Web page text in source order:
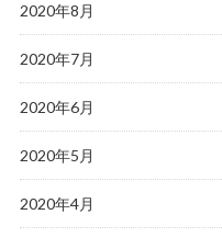
2020年8月
2020年7月
2020年6月
2020年5月
2020年4月